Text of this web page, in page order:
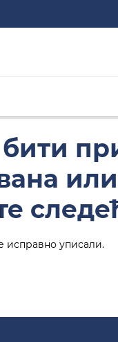
исправно уписали.